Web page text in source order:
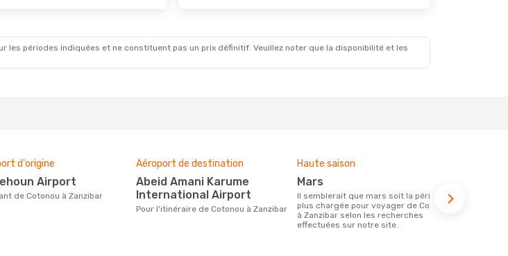
périodes indiquées et ne constituent pas un prix définitif. Veuillez noter que la disponibilité et les
d'origine
Airport
de Cotonou à Zanzibar
Aéroport de destination
Abeid Amani Karume
International Airport
Pour l'itinéraire de Cotonou à Zanzibar
Haute saison
mars
Il semblerait que mars soit la période la
plus chargée pour voyager de Cotonou
à Zanzibar selon les recherches
effectuées sur notre site.